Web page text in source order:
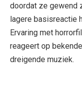
doordat ze gewend
lagere basisreactie
Ervaring met
reageert op
dreigende muziek.